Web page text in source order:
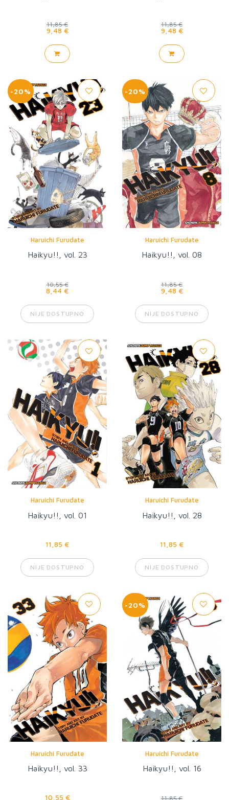
11,85 €
9,48 €
11,85 €
9,48 €
-20%
Haruichi Furudate
Haikyu!!, vol. 23
10,55 €
8,44 €
NIJE DOSTUPNO
-20%
Haruichi Furudate
Haikyu!!, vol. 08
11,85 €
9,48 €
NIJE DOSTUPNO
Haruichi Furudate
Haikyu!!, vol. 01
11,85 €
NIJE DOSTUPNO
Haruichi Furudate
Haikyu!!, vol. 28
11,85 €
NIJE DOSTUPNO
Haruichi Furudate
Haikyu!!, vol. 33
10,55 €
-20%
Haruichi Furudate
Haikyu!!, vol. 16
11,85 €